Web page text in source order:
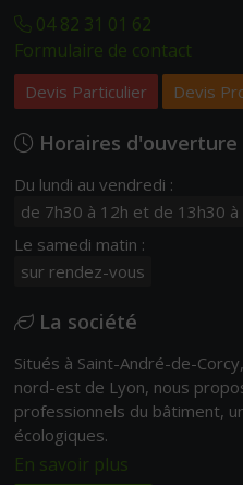
04 82 31 01 62
Formulaire de contact
Devis Particulier Devis
Horaires d'ouverture
Du lundi au vendredi :
de 7h30 à 12h et de 13h30 à
Le samedi matin :
sur rendez-vous
La société
Situés à Saint-André-de-
nord-est de Lyon, nous
professionnels du bâtiment,
écologiques.
En savoir plus